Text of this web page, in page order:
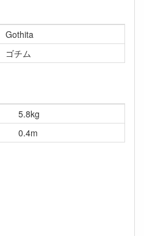
Gothita
ゴチム
5.8kg
0.4m